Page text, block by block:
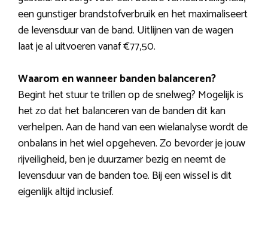
een gunstiger brandstofverbruik en het maximaliseert
de levensduur van de band. Uitlijnen van de wagen
laat je al uitvoeren vanaf €77,50.
Waarom en wanneer banden balanceren?
Begint het stuur te trillen op de snelweg? Mogelijk is
het zo dat het balanceren van de banden dit kan
verhelpen. Aan de hand van een wielanalyse wordt de
onbalans in het wiel opgeheven. Zo bevorder je jouw
rijveiligheid, ben je duurzamer bezig en neemt de
levensduur van de banden toe. Bij een wissel is dit
eigenlijk altijd inclusief.